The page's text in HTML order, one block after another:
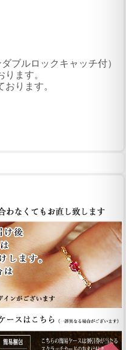
ブルロックキャッチ付）
ます。
ります。